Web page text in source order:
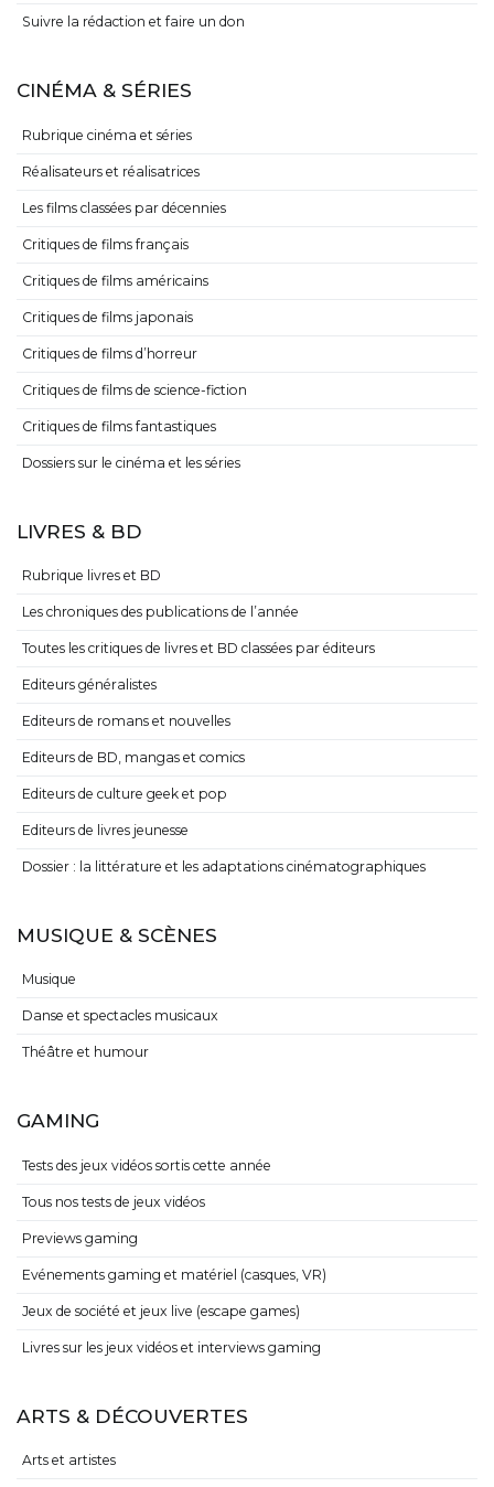
Suivre la rédaction et faire un don
CINÉMA & SÉRIES
Rubrique cinéma et séries
Réalisateurs et réalisatrices
Les films classées par décennies
Critiques de films français
Critiques de films américains
Critiques de films japonais
Critiques de films d’horreur
Critiques de films de science-fiction
Critiques de films fantastiques
Dossiers sur le cinéma et les séries
LIVRES & BD
Rubrique livres et BD
Les chroniques des publications de l’année
Toutes les critiques de livres et BD classées par éditeurs
Editeurs généralistes
Editeurs de romans et nouvelles
Editeurs de BD, mangas et comics
Editeurs de culture geek et pop
Editeurs de livres jeunesse
Dossier : la littérature et les adaptations cinématographiques
MUSIQUE & SCÈNES
Musique
Danse et spectacles musicaux
Théâtre et humour
GAMING
Tests des jeux vidéos sortis cette année
Tous nos tests de jeux vidéos
Previews gaming
Evénements gaming et matériel (casques, VR)
Jeux de société et jeux live (escape games)
Livres sur les jeux vidéos et interviews gaming
ARTS & DÉCOUVERTES
Arts et artistes